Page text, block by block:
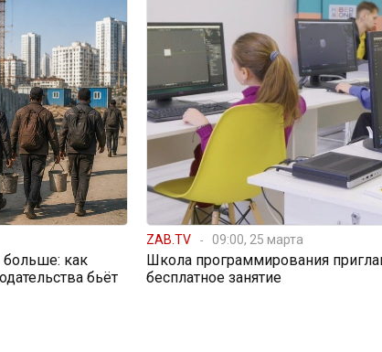
как
бьёт
ZAB.TV 09:00, 25 марта
Школа программирования
бесплатное занятие